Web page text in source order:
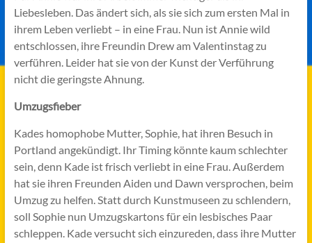
Liebesleben. Das ändert sich, als sie sich zum ersten Mal in
ihrem Leben verliebt – in eine Frau. Nun ist Annie wild
entschlossen, ihre Freundin Drew am Valentinstag zu
verführen. Leider hat sie von der Kunst der Verführung
nicht die geringste Ahnung.
Umzugsfieber
Kades homophobe Mutter, Sophie, hat ihren Besuch in
Portland angekündigt. Ihr Timing könnte kaum schlechter
sein, denn Kade ist frisch verliebt in eine Frau. Außerdem
hat sie ihren Freunden Aiden und Dawn versprochen, beim
Umzug zu helfen. Statt durch Kunstmuseen zu schlendern,
soll Sophie nun Umzugskartons für ein lesbisches Paar
schleppen. Kade versucht sich einzureden, dass ihre Mutter